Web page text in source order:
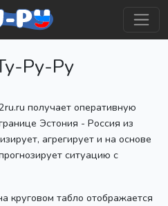
Ру-Ру
получает оперативную
Эстония - Россия из
агрегирует и на основе
ситуацию с
круговом табло отображается